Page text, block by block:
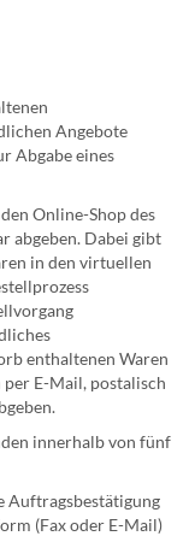
Angebote
Abgabe eines
Online-Shop des
abgeben. Dabei gibt
in den virtuellen
enthaltenen Waren
per E-Mail, postalisch
innerhalb von fünf
Auftragsbestätigung
(Fax oder E-Mail)